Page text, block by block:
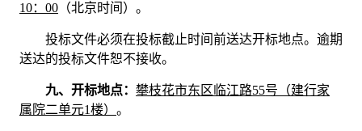
10：00（北京时间）。
投标文件必须在投标截止时间前送达开标地点。逾期
送达的投标文件恕不接收。
九、开标地点：攀枝花市东区临江路55号（建行家
属院二单元1楼） 。